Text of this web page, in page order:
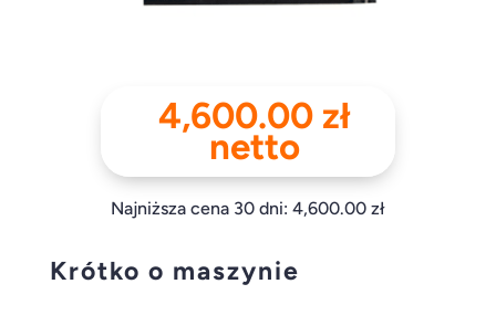
4,600.00 zł
netto
Najniższa cena 30 dni: 4,600.00 zł
Krótko o maszynie